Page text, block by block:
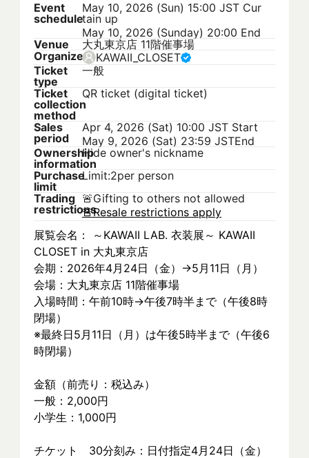
Event
schedule
May 10, 2026 (Sun) 15:00 JST Cur
tain up
May 10, 2026 (Sunday) 20:00 End
Venue
大丸東京店 11階催事場
Organizer KAWAII_CLOSET
Ticket
type
一般
Ticket
collection
method
QR ticket (digital ticket)
Sales
period
Apr 4, 2026 (Sat) 10:00 JST Start
May 9, 2026 (Sat) 23:59 JSTEnd
Ownership
information
Hide owner's nickname
Purchase
limit
Limit:2per person
Trading
restrictions
🚨Gifting to others not allowed
🚨Resale restrictions apply
展覧会名： ～KAWAII LAB. 衣装展～ KAWAII
CLOSET in 大丸東京店
会期：2026年4月24日（金）→5月11日（月）
会場：大丸東京店 11階催事場
入場時間：午前10時→午後7時半まで（午後8時
閉場）
※最終日5月11日（月）は午後5時半まで（午後6
時閉場）
金額（前売り：税込み）
一般：2,000円
小学生：1,000円
チケット　30分刻み：日付指定4月24日（金）